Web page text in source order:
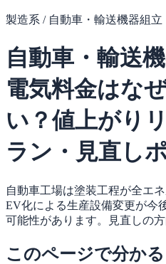
製造系 / 自動車・輸送機器組立
自動車・輸送
電気料金はな
い？値上がり
ラン・見直し
自動車工場は塗装工程が全エ
EV化による生産設備変更が今
可能性があります。見直しの方
このページで分か